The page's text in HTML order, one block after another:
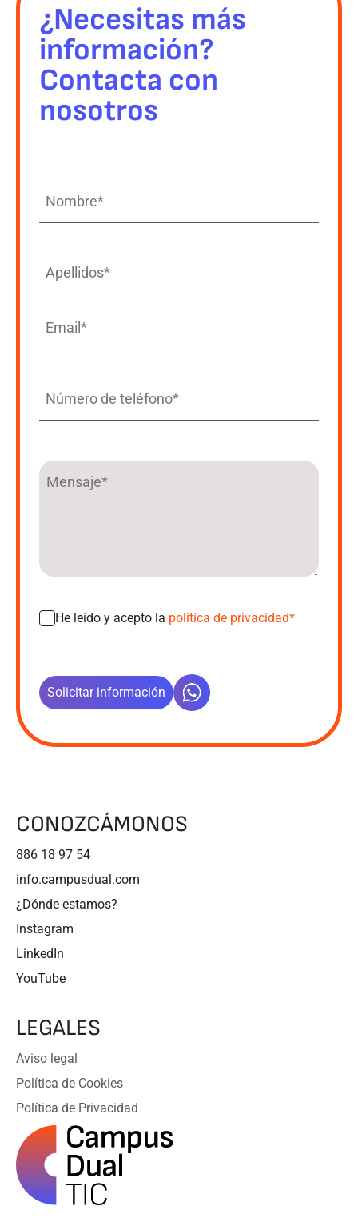
¿Necesitas más
información?
Contacta con
nosotros
He leído y acepto la política de privacidad*
CONOZCÁMONOS
886 18 97 54
info.campusdual.com
¿Dónde estamos?
Instagram
LinkedIn
YouTube
LEGALES
Aviso legal
Política de Cookies
Política de Privacidad